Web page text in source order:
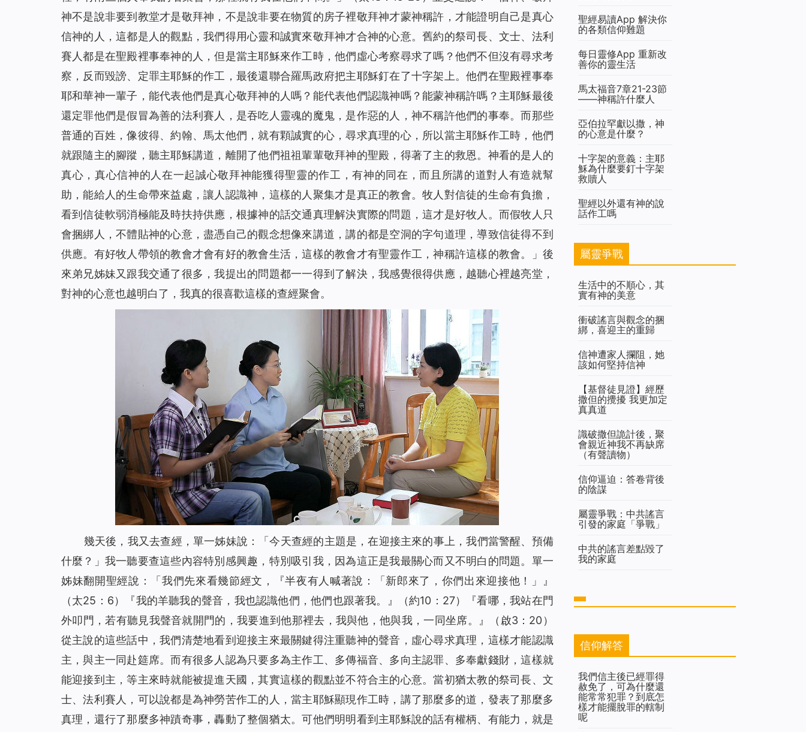
神不是說非要到教堂才是敬拜神，不是說非要在物質的房子裡敬拜神才蒙神稱許，才能證明自己是真心
信神的人，這都是人的觀點，我們得用心靈和誠實來敬拜神才合神的心意。舊約的祭司長、文士、法利
賽人都是在聖殿裡事奉神的人，但是當主耶穌來作工時，他們虛心考察尋求了嗎？他們不但沒有尋求考
察，反而毀謗、定罪主耶穌的作工，最後還聯合羅馬政府把主耶穌釘在了十字架上。他們在聖殿裡事奉
耶和華神一輩子，能代表他們是真心敬拜神的人嗎？能代表他們認識神嗎？能蒙神稱許嗎？主耶穌最後
還定罪他們是假冒為善的法利賽人，是吞吃人靈魂的魔鬼，是作惡的人，神不稱許他們的事奉。而那些
普通的百姓，像彼得、約翰、馬太他們，就有顆誠實的心，尋求真理的心，所以當主耶穌作工時，他們
就跟隨主的腳蹤，聽主耶穌講道，離開了他們祖祖輩輩敬拜神的聖殿，得著了主的救恩。神看的是人的
真心，真心信神的人在一起誠心敬拜神能獲得聖靈的作工，有神的同在，而且所講的道對人有造就幫
助，能給人的生命帶來益處，讓人認識神，這樣的人聚集才是真正的教會。牧人對信徒的生命有負擔，
看到信徒軟弱消極能及時扶持供應，根據神的話交通真理解決實際的問題，這才是好牧人。而假牧人只
會捆綁人，不體貼神的心意，盡憑自己的觀念想像來講道，講的都是空洞的字句道理，導致信徒得不到
供應。有好牧人帶領的教會才會有好的教會生活，這樣的教會才有聖靈作工，神稱許這樣的教會。」後
來弟兄姊妹又跟我交通了很多，我提出的問題都一一得到了解決，我感覺很得供應，越聽心裡越亮堂，
對神的心意也越明白了，我真的很喜歡這樣的查經聚會。
幾天後，我又去查經，單一姊妹說：「今天查經的主題是，在迎接主來的事上，我們當警醒、預備
什麼？」我一聽要查這些內容特別感興趣，特別吸引我，因為這正是我最關心而又不明白的問題。單一
姊妹翻開聖經說：「我們先來看幾節經文，
『半夜有人喊著說：「新郎來了，你們出來迎接他！」』
（太25：6）
『我的羊聽我的聲音，我也認識他們，他們也跟著我。』 （約10：27）
『看哪，我站在門
外叩門，若有聽見我聲音就開門的，我要進到他那裡去，我與他，他與我，一同坐席。』
（啟3：20）
從主說的這些話中，我們清楚地看到迎接主來最關鍵得注重聽神的聲音，虛心尋求真理，這樣才能認識
主，與主一同赴筵席。而有很多人認為只要多為主作工、多傳福音、多向主認罪、多奉獻錢財，這樣就
能迎接到主，等主來時就能被提進天國，其實這樣的觀點並不符合主的心意。當初猶太教的祭司長、文
士、法利賽人，可以說都是為神勞苦作工的人，當主耶穌顯現作工時，講了那麼多的道，發表了那麼多
真理，還行了那麼多神蹟奇事，轟動了整個猶太。可他們明明看到主耶穌說的話有權柄、有能力，就是
聖經易讀App 解決你
的各類信仰難題
每日靈修App 重新改
善你的靈生活
馬太福音7章21-23節
——神稱許什麼人
亞伯拉罕獻以撒，神
的心意是什麼？
十字架的意義：主耶
穌為什麼要釘十字架
救贖人
聖經以外還有神的說
話作工嗎
屬靈爭戰
生活中的不順心，其
實有神的美意
衝破謠言與觀念的捆
綁，喜迎主的重歸
信神遭家人攔阻，她
該如何堅持信神
【基督徒見證】經歷
撒但的攪擾 我更加定
真真道
識破撒但詭計後，聚
會親近神我不再缺席
（有聲讀物）
信仰逼迫：答卷背後
的陰謀
屬靈爭戰：中共謠言
引發的家庭「爭戰」
中共的謠言差點毀了
我的家庭
信仰解答
我們信主後已經罪得
赦免了，可為什麼還
能常常犯罪？到底怎
樣才能擺脫罪的轄制
呢